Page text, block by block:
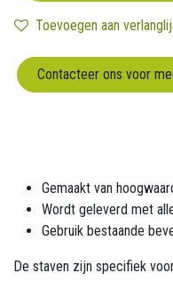
Toevoegen aan
Contacteer ons voor
Gemaakt van
Wordt geleverd met
Gebruik bestaande
De staven zijn specifiek